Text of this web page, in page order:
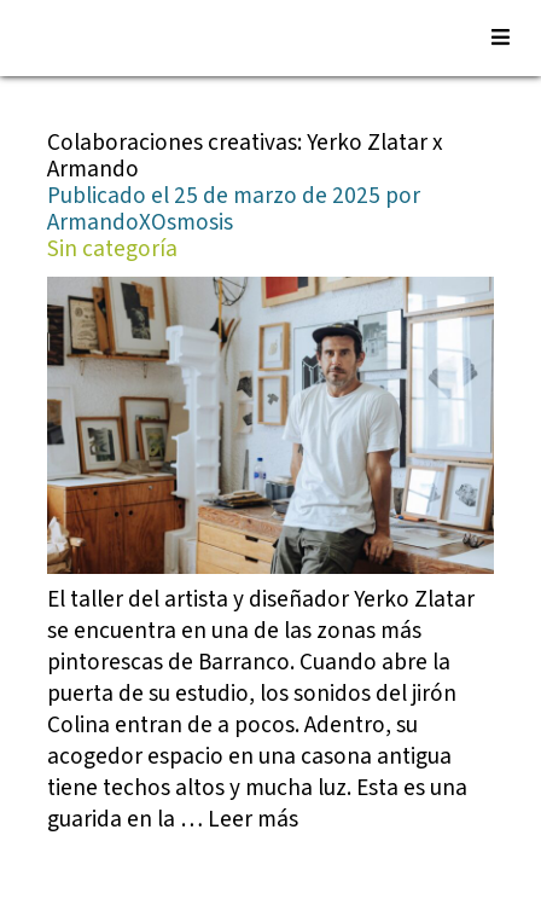
Saltar
contenidoColaboraciones creativas: Yerko Zlatar x
Armando
Publicado el 25 de marzo de 2025 por
ArmandoXOsmosis
Sin categoría
El taller del artista y diseñador Yerko Zlatar
se encuentra en una de las zonas más
pintorescas de Barranco. Cuando abre la
puerta de su estudio, los sonidos del jirón
Colina entran de a pocos. Adentro, su
acogedor espacio en una casona antigua
tiene techos altos y mucha luz. Esta es una
guarida en la … Leer más